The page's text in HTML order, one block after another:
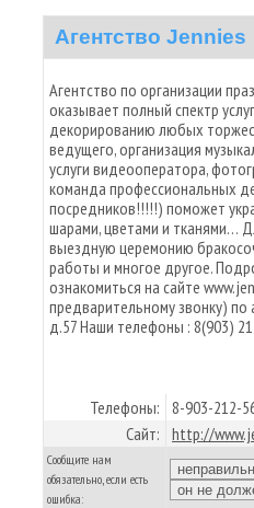
Агентство Jennies
Агентство по организации
оказывает полный спектр
декорированию любых
ведущего, организация
услуги видеооператора,
команда профессиональных
посредников!!!!!) поможет
шарами, цветами и тканями…
выездную церемонию
работы и многое другое.
ознакомиться на сайте
предварительному звонку)
д.57 Наши телефоны : 8(903)
Телефоны: 8-903-212-
Сайт: http://
Сообщите нам
обязательно, если есть
ошибка: